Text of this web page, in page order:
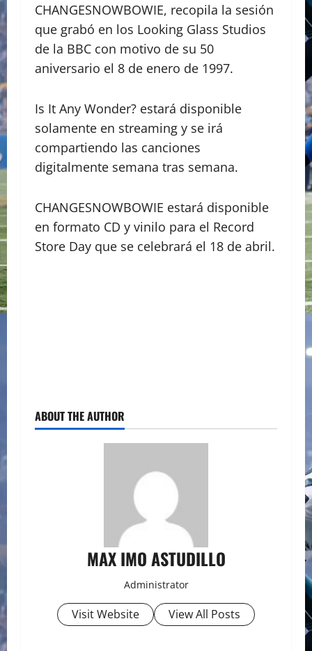
CHANGESNOWBOWIE, recopila la sesión
que grabó en los Looking Glass Studios
de la BBC con motivo de su 50
aniversario el 8 de enero de 1997.
Is It Any Wonder? estará disponible
solamente en streaming y se irá
compartiendo las canciones
digitalmente semana tras semana.
CHANGESNOWBOWIE estará disponible
en formato CD y vinilo para el Record
Store Day que se celebrará el 18 de abril.
ABOUT THE AUTHOR
MAX IMO ASTUDILLO
Administrator
Visit Website View All Posts